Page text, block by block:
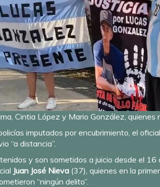
Cintia López y Mario González, quienes
imputados por encubrimiento, el
“a distancia”.
y son sometidos a juicio desde el
Juan José Nieva (37), quienes en la
“ningún delito”.